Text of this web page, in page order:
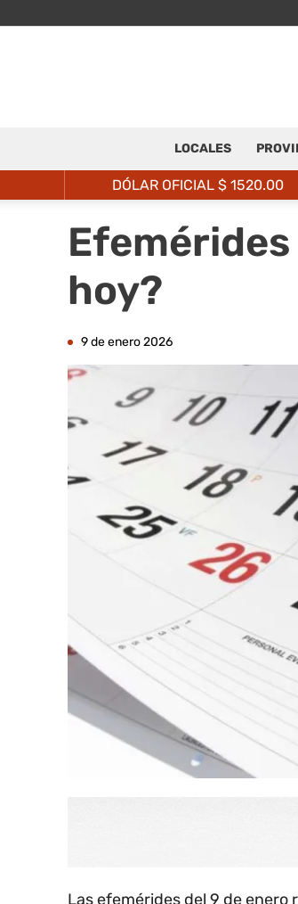
LOCALES
DÓLAR OFICIAL $ 1520.00
hoy?
9 de enero 2026
Las efemérides del 9 de